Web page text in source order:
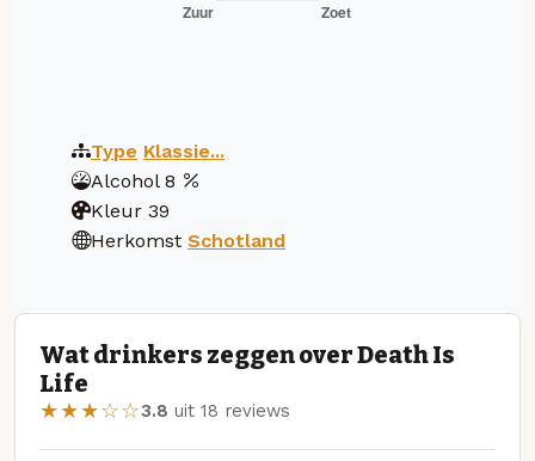
Type Klassie...
Alcohol 8
Kleur 39
Herkomst Schotland
Wat drinkers zeggen over Death Is
Life
★★★☆☆3.8 uit 18 reviews